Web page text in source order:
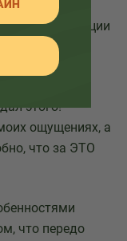
получили
в номинации
и
этого!
ощущениях, а
что за ЭТО
что передо